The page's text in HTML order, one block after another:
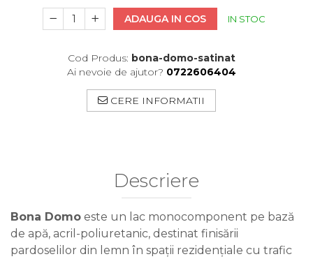
ADAUGA IN COS IN STOC
Cod Produs: bona-domo-satinat
Ai nevoie de ajutor? 0722606404
CERE INFORMATII
Descriere
Bona Domo este un lac monocomponent pe bază
de apă, acril-poliuretanic, destinat finisării
pardoselilor din lemn în spații rezidențiale cu trafic